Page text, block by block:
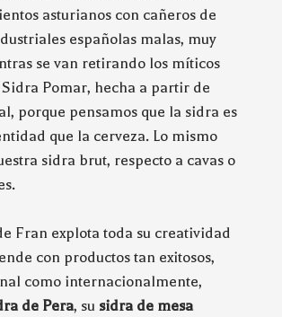
asturianos con cañeros de
españolas malas, muy
se van retirando los míticos
Pomar, hecha a partir de
porque pensamos que la sidra es
que la cerveza. Lo mismo
sidra brut, respecto a cavas o
Fran explota toda su creatividad
con productos tan exitosos,
como internacionalmente,
de Pera, su sidra de mesa